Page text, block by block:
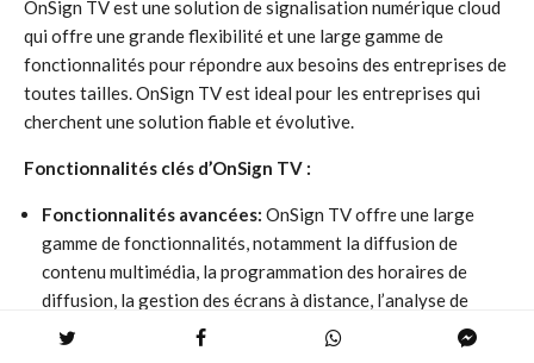
OnSign TV est une solution de signalisation numérique cloud
qui offre une grande flexibilité et une large gamme de
fonctionnalités pour répondre aux besoins des entreprises de
toutes tailles. OnSign TV est ideal pour les entreprises qui
cherchent une solution fiable et évolutive.
Fonctionnalités clés d’OnSign TV :
Fonctionnalités avancées: OnSign TV offre une large
gamme de fonctionnalités, notamment la diffusion de
contenu multimédia, la programmation des horaires de
diffusion, la gestion des écrans à distance, l’analyse de
données et l’intégration avec des systèmes de gestion de